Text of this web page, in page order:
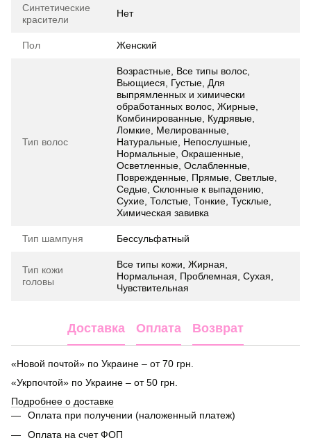
Синтетические
красители
Нет
Пол Женский
Тип волос
Возрастные, Все типы волос,
Вьющиеся, Густые, Для
выпрямленных и химически
обработанных волос, Жирные,
Комбинированные, Кудрявые,
Ломкие, Мелированные,
Натуральные, Непослушные,
Нормальные, Окрашенные,
Осветленные, Ослабленные,
Поврежденные, Прямые, Светлые,
Седые, Склонные к выпадению,
Сухие, Толстые, Тонкие, Тусклые,
Химическая завивка
Тип шампуня Бессульфатный
Тип кожи
головы
Все типы кожи, Жирная,
Нормальная, Проблемная, Сухая,
Чувствительная
Доставка Оплата Возврат
«Новой почтой» по Украине – от 70 грн.
«Укрпочтой» по Украине – от 50 грн.
Подробнее о доставке
Оплата при получении (наложенный платеж)
Оплата на счет ФОП